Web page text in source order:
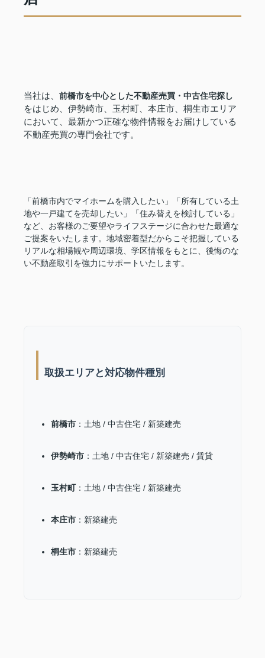
当社は、 前橋市を中心とした不動産売買・中古住宅探し
をはじめ、伊勢崎市、玉村町、本庄市、桐生市エリア
において、最新かつ正確な物件情報をお届けしている
不動産売買の専門会社です。
「前橋市内でマイホームを購入したい」「所有している土
地や一戸建てを売却したい」「住み替えを検討している」
など、お客様のご要望やライフステージに合わせた最適な
ご提案をいたします。地域密着型だからこそ把握している
リアルな相場観や周辺環境、学区情報をもとに、後悔のな
い不動産取引を強力にサポートいたします。
取扱エリアと対応物件種別
前橋市 ：土地 / 中古住宅 / 新築建売
伊勢崎市 ：土地 / 中古住宅 / 新築建売 / 賃貸
玉村町：土地 / 中古住宅 / 新築建売
本庄市 ：新築建売
桐生市 ：新築建売